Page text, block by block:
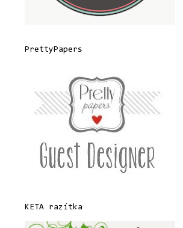
PrettyPapers
KETA razítka